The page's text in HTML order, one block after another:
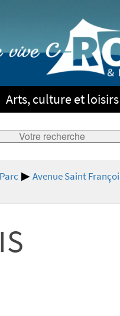
Arts, culture et loisirs
Avenue Saint